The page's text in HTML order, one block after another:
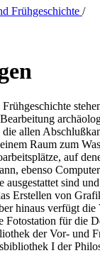
Frühgeschichte /
allen
Raum zum
auf
ebenso
ausgestattet sind
Erstellen von
hinaus verfügt die
Fotostation für die
der Vor- und
I der